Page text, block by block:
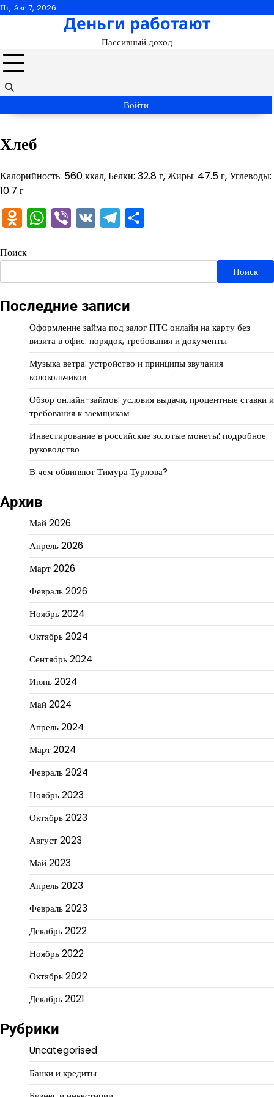
Перейти
Пт, Авг 7, 2026
Деньги работают
Пассивный доход
Войти
Хлеб
Калорийность: 560 ккал, Белки: 32.8 г, Жиры: 47.5 г, Углеводы:
10.7 г
Odnoklassniki
WhatsApp
Viber
VKTelegram
Поиск
Поиск
Последние записи
Оформление займа под залог ПТС онлайн на карту без
визита в офис: порядок, требования и документы
Музыка ветра: устройство и принципы звучания
колокольчиков
Обзор онлайн-займов: условия выдачи, процентные ставки и
требования к заемщикам
Инвестирование в российские золотые монеты: подробное
руководство
В чем обвиняют Тимура Турлова?
Архив
Май 2026
Апрель 2026
Март 2026
Февраль 2026
Ноябрь 2024
Октябрь 2024
Сентябрь 2024
Июнь 2024
Май 2024
Апрель 2024
Март 2024
Февраль 2024
Ноябрь 2023
Октябрь 2023
Август 2023
Май 2023
Апрель 2023
Февраль 2023
Декабрь 2022
Ноябрь 2022
Октябрь 2022
Декабрь 2021
Рубрики
Uncategorised
Банки и кредиты